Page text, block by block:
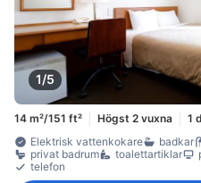
1/5
14 m²/151 ft² Högst 2 vuxna
1
Elektrisk vattenkokare
badkar
privat badrum
toalettartiklar
telefon